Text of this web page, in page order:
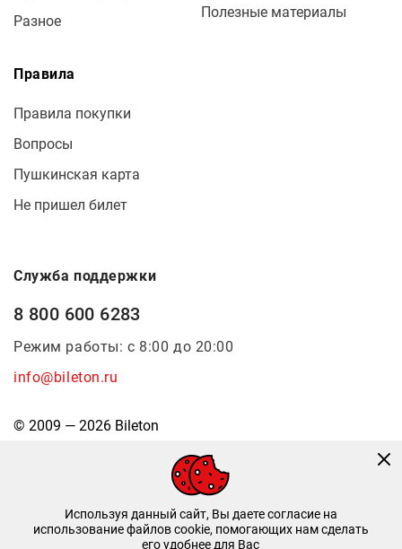
Разное
Полезные материалы
Правила
Правила покупки
Вопросы
Пушкинская карта
Не пришел билет
Служба поддержки
8 800 600 6283
Режим работы: с 8:00 до 20:00
info@bileton.ru
© 2009 — 2026 Bileton
Используя данный сайт, Вы даете согласие на
использование файлов cookie, помогающих нам сделать
его удобнее для Вас